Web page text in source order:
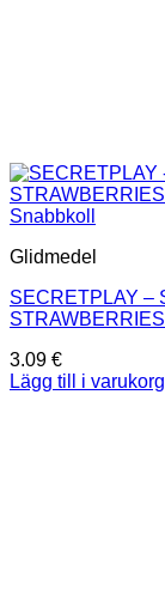
Snabbkoll
Glidmedel
SECRETPLAY –
3.09 €
Lägg till i varukorg